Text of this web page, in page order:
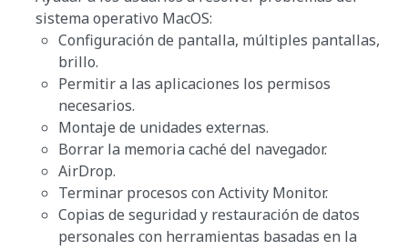
sistema operativo MacOS:
Configuración de pantalla, múltiples pantallas,
brillo.
Permitir a las aplicaciones los permisos
necesarios.
Montaje de unidades externas.
Borrar la memoria caché del navegador.
AirDrop.
Terminar procesos con Activity Monitor.
Copias de seguridad y restauración de datos
personales con herramientas basadas en la